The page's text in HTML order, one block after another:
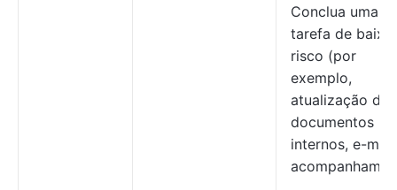
Conclua uma
tarefa de baixo
risco (por
exemplo,
atualização de
documentos
internos, e-